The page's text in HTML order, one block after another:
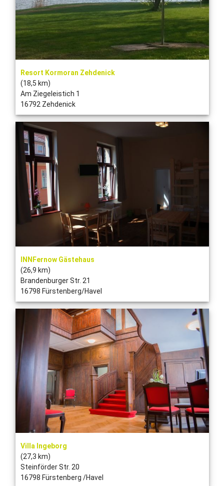
Resort Kormoran Zehdenick
(18,5 km)
Am Ziegeleistich 1
16792 Zehdenick
INNFernow Gästehaus
(26,9 km)
Brandenburger Str. 21
16798 Fürstenberg/Havel
Villa Ingeborg
(27,3 km)
Steinförder Str. 20
16798 Fürstenberg /Havel